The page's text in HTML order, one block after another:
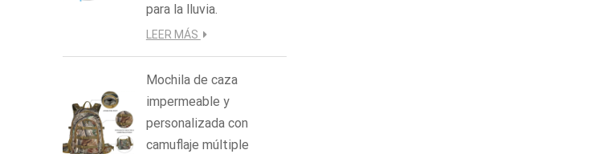
para la lluvia.
LEER MÁS
Mochila de caza
impermeable y
personalizada con
camuflaje múltiple